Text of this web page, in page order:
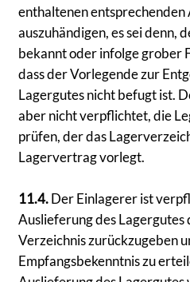
enthaltenen
auszuhändigen, es sei denn,
bekannt oder infolge grober
dass der Vorlegende zur
Lagergutes nicht befugt ist.
aber nicht verpflichtet, die
prüfen, der das
Lagervertrag vorlegt.
11.4.Der Einlagerer ist
Auslieferung des
Verzeichnis zurückzugeben
Empfangsbekenntnis zu